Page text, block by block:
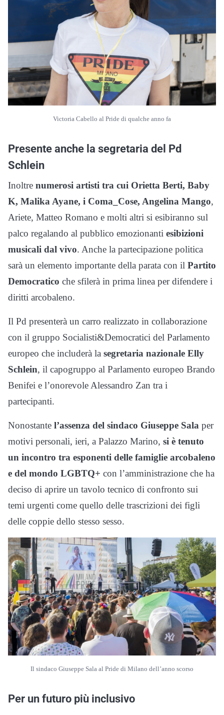
Victoria Cabello al Pride di qualche anno fa
Presente anche la segretaria del Pd
Schlein
Inoltre numerosi artisti tra cui Orietta Berti, Baby
K, Malika Ayane, i Coma_Cose, Angelina Mango,
Ariete, Matteo Romano e molti altri si esibiranno sul
palco regalando al pubblico emozionanti esibizioni
musicali dal vivo. Anche la partecipazione politica
sarà un elemento importante della parata con il Partito
Democratico che sfilerà in prima linea per difendere i
diritti arcobaleno.
Il Pd presenterà un carro realizzato in collaborazione
con il gruppo Socialisti&Democratici del Parlamento
europeo che includerà la segretaria nazionale Elly
Schlein, il capogruppo al Parlamento europeo Brando
Benifei e l’onorevole Alessandro Zan tra i
partecipanti.
Nonostante l’assenza del sindaco Giuseppe Sala per
motivi personali, ieri, a Palazzo Marino, si è tenuto
un incontro tra esponenti delle famiglie arcobaleno
e del mondo LGBTQ+ con l’amministrazione che ha
deciso di aprire un tavolo tecnico di confronto sui
temi urgenti come quello delle trascrizioni dei figli
delle coppie dello stesso sesso.
Il sindaco Giuseppe Sala al Pride di Milano dell’anno scorso
Per un futuro più inclusivo